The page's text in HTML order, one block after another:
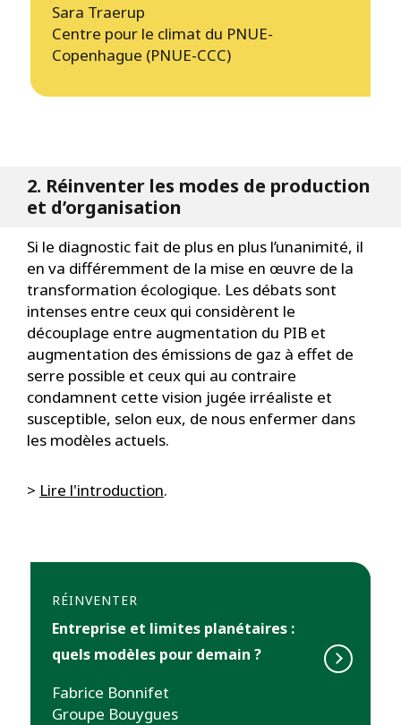
Sara Traerup
Centre pour le climat du PNUE-
Copenhague (PNUE-CCC)
2. Réinventer les modes de production
et d’organisation
Si le diagnostic fait de plus en plus l’unanimité, il
en va différemment de la mise en œuvre de la
transformation écologique. Les débats sont
intenses entre ceux qui considèrent le
découplage entre augmentation du PIB et
augmentation des émissions de gaz à effet de
serre possible et ceux qui au contraire
condamnent cette vision jugée irréaliste et
susceptible, selon eux, de nous enfermer dans
les modèles actuels.
> Lire l'introduction.
RÉINVENTER
Entreprise et limites planétaires :
quels modèles pour demain ?
Fabrice Bonnifet
Groupe Bouygues